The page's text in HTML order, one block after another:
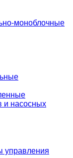
моноблочные
и насосных
управления